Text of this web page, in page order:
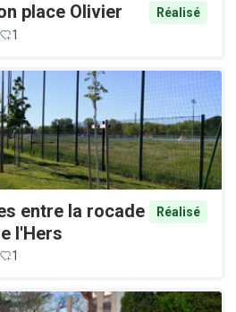
place Olivier
Réalisé
1
entre la rocade
l'Hers
Réalisé
1